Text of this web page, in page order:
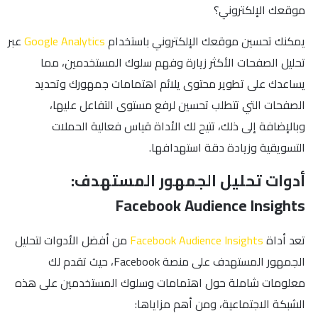
موقعك الإلكتروني؟
يمكنك تحسين موقعك الإلكتروني باستخدامGoogle Analyticsعبر
تحليل الصفحات الأكثر زيارة وفهم سلوك المستخدمين، مما
يساعدك على تطوير محتوى يلائم اهتمامات جمهورك وتحديد
الصفحات التي تتطلب تحسين لرفع مستوى التفاعل عليها،
وبالإضافة إلى ذلك، تتيح لك الأداة قياس فعالية الحملات
التسويقية وزيادة دقة استهدافها.
أدوات تحليل الجمهور المستهدف:
Facebook Audience Insights
تعد أداةFacebook Audience Insights من أفضل الأدوات لتحليل
الجمهور المستهدف على منصة Facebook، حيث تقدم لك
معلومات شاملة حول اهتمامات وسلوك المستخدمين على هذه
الشبكة الاجتماعية، ومن أهم مزاياها: